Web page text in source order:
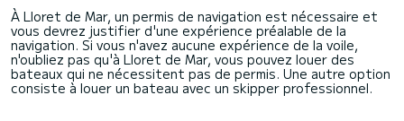
À Lloret de Mar, un permis de navigation est nécessaire et
vous devrez justifier d'une expérience préalable de la
navigation. Si vous n'avez aucune expérience de la voile,
n'oubliez pas qu'à Lloret de Mar, vous pouvez louer des
bateaux qui ne nécessitent pas de permis. Une autre option
consiste à louer un bateau avec un skipper professionnel.